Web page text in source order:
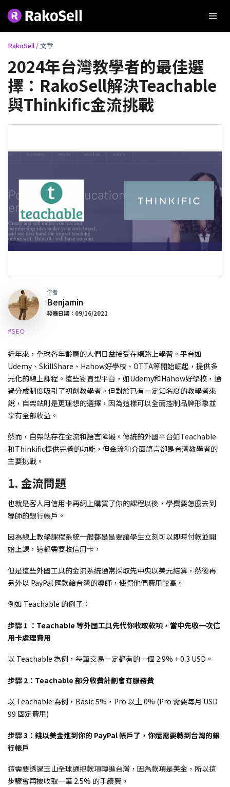
RakoSell /文章
2024年台灣教學者的最佳選
擇：RakoSell解決Teachable
與Thinkific金流挑戰
作者
Benjamin
發表日期：09/16/2021
#SEO
近年來，全球各年齡層的人們日益接受在網路上學習。平台如
Udemy、SkillShare、Hahow好學校、OTTA等開始崛起，提供多
元化的線上課程。這些寄賣型平台，如Udemy和Hahow好學校，通
過分成制度吸引了初創教學者。但對於已有一定知名度的教學者來
說，自架站則是更理想的選擇，因為這樣可以全面控制品牌形象並
享有全部收益。
然而，自架站存在金流和語言障礙。傳統的外國平台如Teachable
和Thinkific提供完善的功能，但金流和介面語言卻是台灣教學者的
主要挑戰。
1. 金流問題
也就是客人用信用卡再網上購買了你的課程以後，學費要怎麼去到
導師的銀行帳戶。
因為線上教學課程系統一般都是是要讓學生立刻可以即時付款並開
始上課，這都需要收信用卡，
但是這些外國工具的金流系統通常採取先中央以美元結算，然後再
另外以 PayPal 匯款給台灣的導師，使得他們費用較高。
例如 Teachable 的例子：
步驟 1 ：Teachable 等外國工具先代你收取款項，當中先收一次信
用卡處理費用
以 Teachable 為例，每筆交易一定都有的一個 2.9% + 0.3 USD。
步驟 2：Teachable 部分收費計劃會有服務費
以 Teachable 為例，Basic 5%，Pro 以上 0% (Pro 需要每月 USD
99 固定費用)
步驟 3：錢以美金進到你的 PayPal 帳戶了，你還需要轉到台灣的銀
行帳戶
這需要透過玉山全球通把款項轉進台灣，因為款項是美金，所以這
步驟會再被收取一筆 2.5% 的手續費。